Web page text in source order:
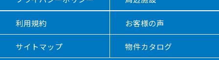
利用規約 お客様の声
サイトマップ 物件カタログ